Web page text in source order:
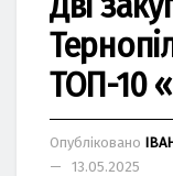
ТОП-10
Опубліковано
13.05.2025